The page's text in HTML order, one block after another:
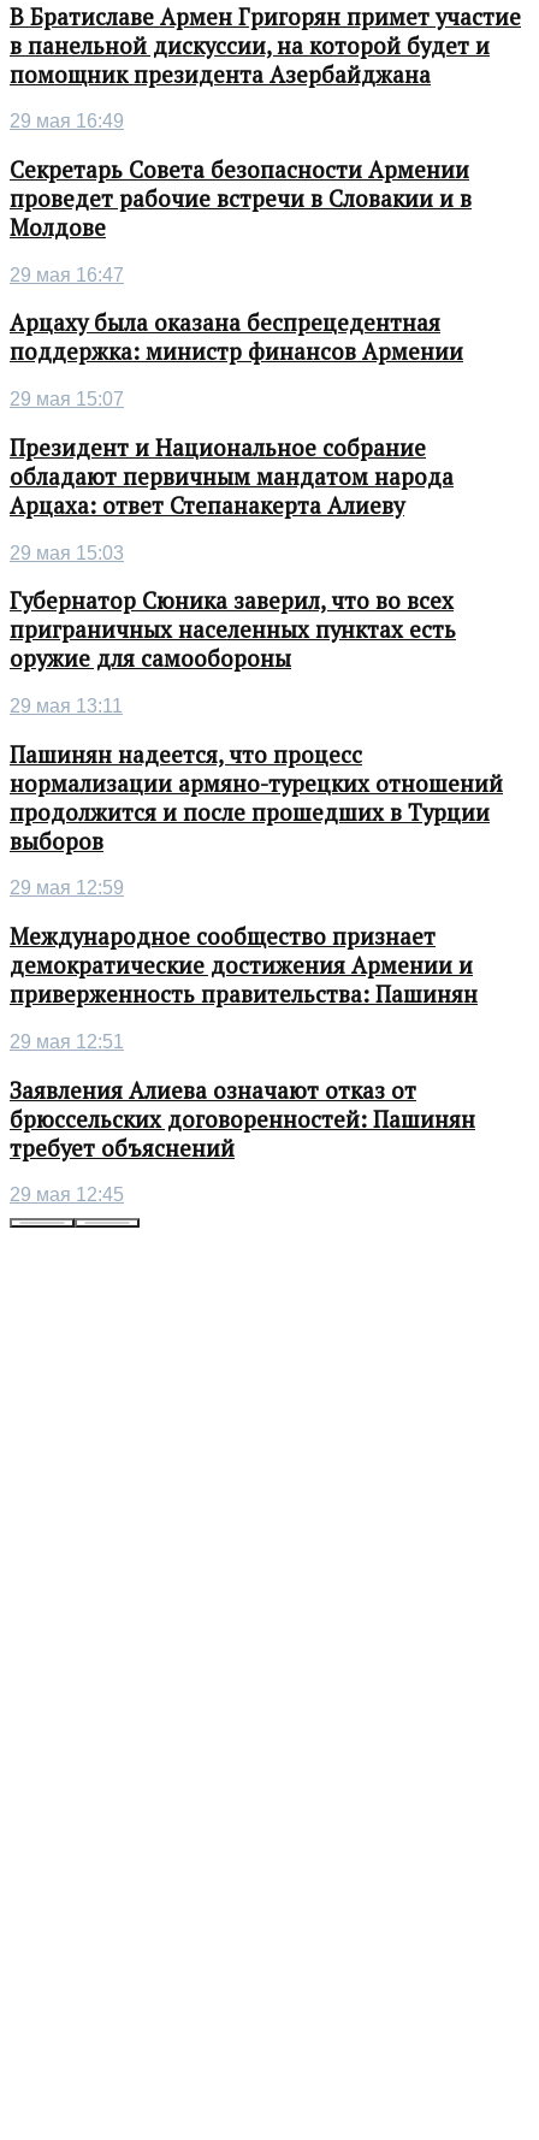
В Братиславе Армен Григорян примет участие
в панельной дискуссии, на которой будет и
помощник президента Азербайджана
29 мая 16:49
Секретарь Совета безопасности Армении
проведет рабочие встречи в Словакии и в
Молдове
29 мая 16:47
Арцаху была оказана беспрецедентная
поддержка: министр финансов Армении
29 мая 15:07
Президент и Национальное собрание
обладают первичным мандатом народа
Арцаха: ответ Степанакерта Алиеву
29 мая 15:03
Губернатор Сюника заверил, что во всех
приграничных населенных пунктах есть
оружие для самообороны
29 мая 13:11
Пашинян надеется, что процесс
нормализации армяно-турецких отношений
продолжится и после прошедших в Турции
выборов
29 мая 12:59
Международное сообщество признает
демократические достижения Армении и
приверженность правительства: Пашинян
29 мая 12:51
Заявления Алиева означают отказ от
брюссельских договоренностей: Пашинян
требует объяснений
29 мая 12:45